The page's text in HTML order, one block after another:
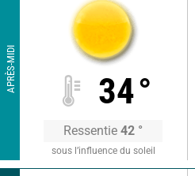
APRÈS-MIDI 34°
Ressentie 42 °
sous l’influence du soleil